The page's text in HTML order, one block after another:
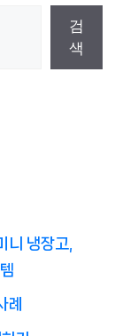
검
색
니 냉장고,
례